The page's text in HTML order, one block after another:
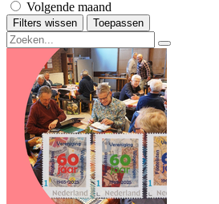
Volgende maand
Filters wissen Toepassen